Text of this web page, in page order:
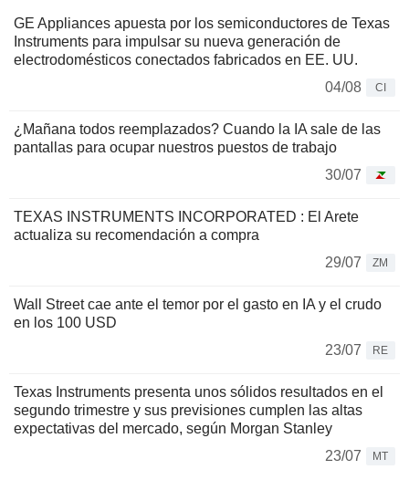
GE Appliances apuesta por los semiconductores de Texas
Instruments para impulsar su nueva generación de
electrodomésticos conectados fabricados en EE. UU.
04/08
CI
¿Mañana todos reemplazados? Cuando la IA sale de las
pantallas para ocupar nuestros puestos de trabajo
30/07
TEXAS INSTRUMENTS INCORPORATED : El Arete
actualiza su recomendación a compra
29/07
ZM
Wall Street cae ante el temor por el gasto en IA y el crudo
en los 100 USD
23/07
RE
Texas Instruments presenta unos sólidos resultados en el
segundo trimestre y sus previsiones cumplen las altas
expectativas del mercado, según Morgan Stanley
23/07
MT